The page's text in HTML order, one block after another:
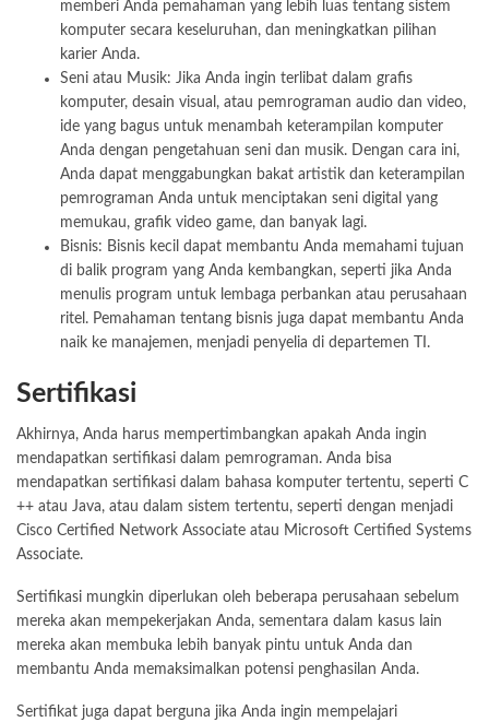
memberi Anda pemahaman yang lebih luas tentang sistem
komputer secara keseluruhan, dan meningkatkan pilihan
karier Anda.
Seni atau Musik: Jika Anda ingin terlibat dalam grafis
komputer, desain visual, atau pemrograman audio dan video,
ide yang bagus untuk menambah keterampilan komputer
Anda dengan pengetahuan seni dan musik. Dengan cara ini,
Anda dapat menggabungkan bakat artistik dan keterampilan
pemrograman Anda untuk menciptakan seni digital yang
memukau, grafik video game, dan banyak lagi.
Bisnis: Bisnis kecil dapat membantu Anda memahami tujuan
di balik program yang Anda kembangkan, seperti jika Anda
menulis program untuk lembaga perbankan atau perusahaan
ritel. Pemahaman tentang bisnis juga dapat membantu Anda
naik ke manajemen, menjadi penyelia di departemen TI.
Sertifikasi
Akhirnya, Anda harus mempertimbangkan apakah Anda ingin
mendapatkan sertifikasi dalam pemrograman. Anda bisa
mendapatkan sertifikasi dalam bahasa komputer tertentu, seperti C
++ atau Java, atau dalam sistem tertentu, seperti dengan menjadi
Cisco Certified Network Associate atau Microsoft Certified Systems
Associate.
Sertifikasi mungkin diperlukan oleh beberapa perusahaan sebelum
mereka akan mempekerjakan Anda, sementara dalam kasus lain
mereka akan membuka lebih banyak pintu untuk Anda dan
membantu Anda memaksimalkan potensi penghasilan Anda.
Sertifikat juga dapat berguna jika Anda ingin mempelajari